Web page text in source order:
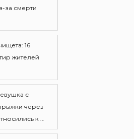
за смерти
16
жителей
с
через
к ...